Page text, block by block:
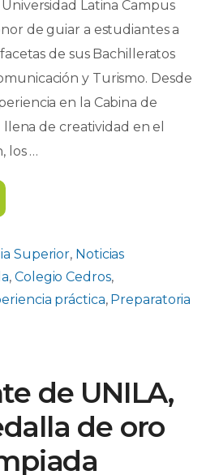
Latina Campus
de guiar a estudiantes a
de sus Bachilleratos
y Turismo. Desde
en la Cabina de
llena de creatividad en el
los …
Superior, Noticias
,Colegio Cedros,
práctica, Preparatoria
de UNILA,
de oro